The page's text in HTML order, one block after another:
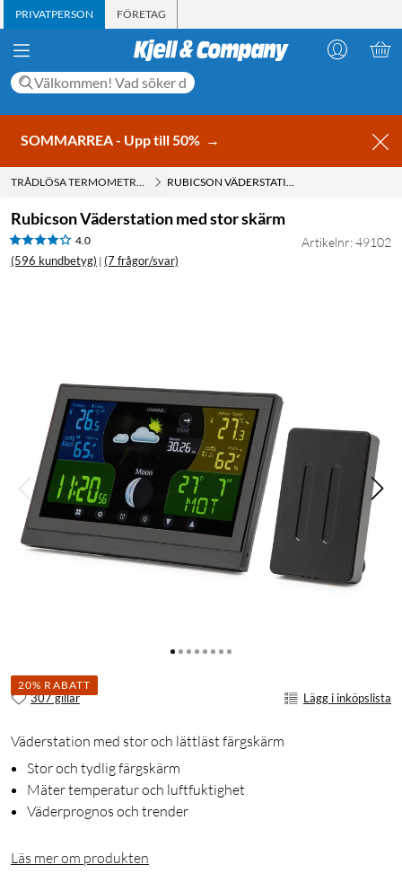
PRIVATPERSON FÖRETAG
SOMMARREA - Upp till 50% →
TRÅDLÖSA TERMOMETRAR RUBICSON VÄDERSTATION MED STOR SKÄRM
Rubicson Väderstation med stor skärm
4.0
(596 kundbetyg) | (7 frågor/svar)
Artikelnr: 49102
20% RABATT
307 gillar Lägg i inköpslista
Väderstation med stor och lättläst färgskärm
Stor och tydlig färgskärm
Mäter temperatur och luftfuktighet
Väderprognos och trender
Läs mer om produkten